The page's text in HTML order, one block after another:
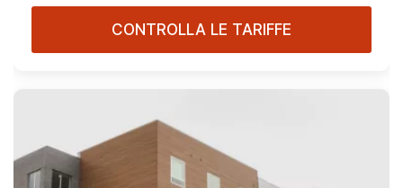
CONTROLLA LE TARIFFE